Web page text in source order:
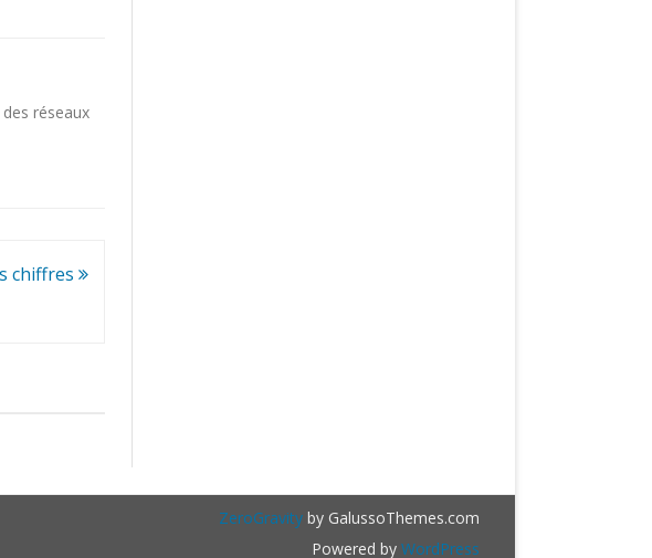
desréseaux
chiffres
ZeroGravity by GalussoThemes.com
Powered by WordPress